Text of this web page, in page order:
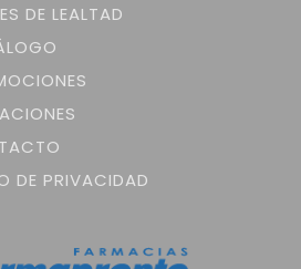
DE LEALTAD
DE PRIVACIDAD